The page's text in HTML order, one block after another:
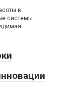
в
системы